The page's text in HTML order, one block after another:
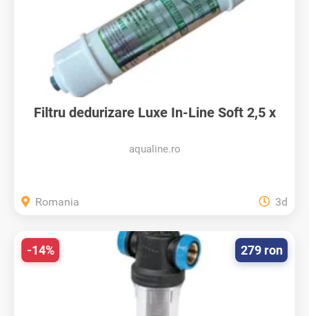
Filtru dedurizare Luxe In-Line Soft 2,5 x
aqualine.ro
Romania 3d
279 ron
-14%